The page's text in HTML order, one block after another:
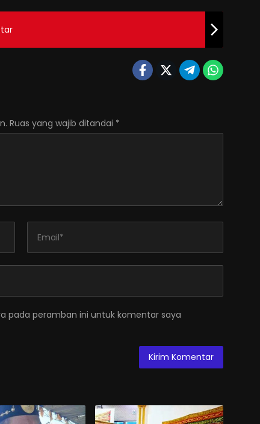
Ruas yang wajib ditandai *
pada peramban ini untuk komentar saya